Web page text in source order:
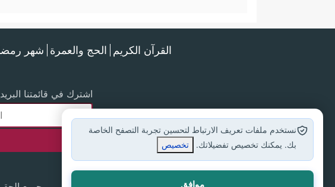
القرآن الكريم الحج والعمرة شهر
اشترك في قائمتنا
نستخدم ملفات تعريف الارتباط لتحسين تجربة التصفح الخاصة
بك. يمكنك تخصيص تفضيلاتك.
تخصيص
موافق